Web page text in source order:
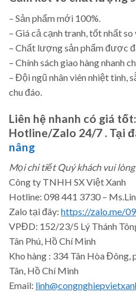
– Sản phẩm mới 100%.
– Giá cả cạnh tranh, tốt nhất
– Chất lượng sản phẩm được
– Chính sách giao hàng nhanh
– Đội ngũ nhân viên nhiệt tình,
chu đáo.
Liên hệ nhanh có giá tốt:
Hotline/Zalo 24/7 . Tại
nâng
Mọi chi tiết Quý khách vui
Công ty TNHH SX Việt Xanh
Hotline: 098 441 3730 –
Zalo tại đây: https://zalo.me/
VPĐD: 152/23/5 Lý Thánh
Tân Phú, Hồ Chí Minh
Kho hàng : 334 Tân Hòa
Tân, Hồ Chí Minh
Email: